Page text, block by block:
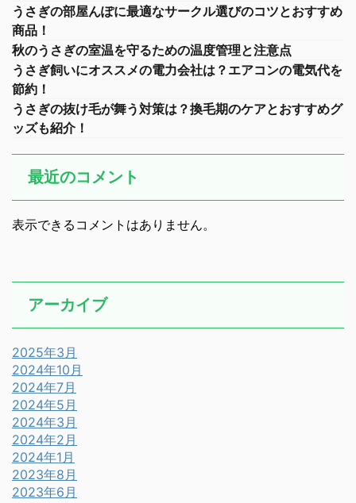
うさぎの部屋んぽに最適なサークル選びのコツとおすすめ
商品！
秋のうさぎの室温を守るための温度管理と注意点
うさぎ飼いにオススメの電力会社は？エアコンの電気代を
節約！
うさぎの抜け毛が舞う対策は？換毛期のケアとおすすめグ
ッズも紹介！
最近のコメント
表示できるコメントはありません。
アーカイブ
2025年3月
2024年10月
2024年7月
2024年5月
2024年3月
2024年2月
2024年1月
2023年8月
2023年6月